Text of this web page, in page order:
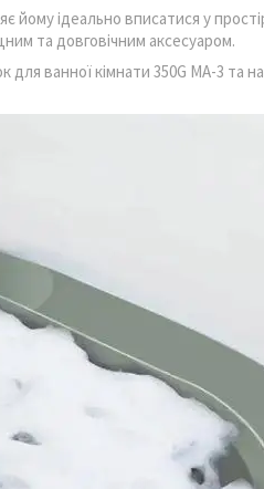
ідеально вписатися у
та довговічним аксесуаром.
ванної кімнати 350G MA-3 та